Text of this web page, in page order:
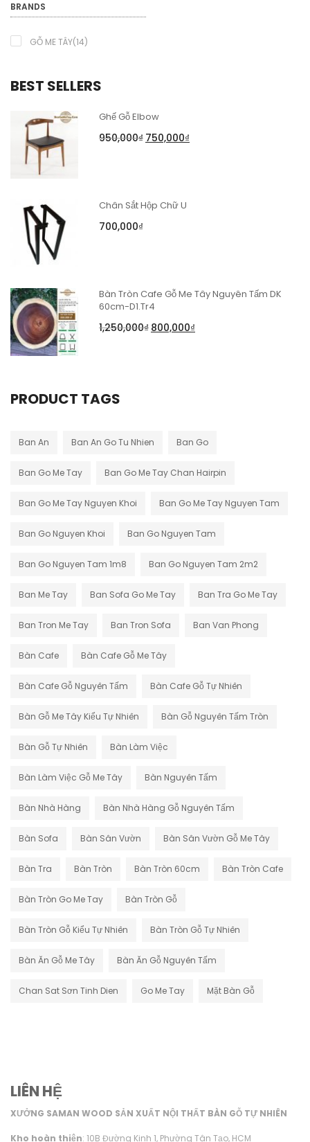
BRANDS
GỖ ME TÂY(14)
BEST SELLERS
Ghế Gỗ Elbow
950,000₫ 750,000₫
Chân Sắt Hộp Chữ U
700,000₫
Bàn Tròn Cafe Gỗ Me Tây Nguyên Tấm DK
60cm-D1.Tr4
1,250,000₫ 800,000₫
PRODUCT TAGS
Ban An Ban An Go Tu Nhien Ban Go
Ban Go Me Tay Ban Go Me Tay Chan Hairpin
Ban Go Me Tay Nguyen Khoi Ban Go Me Tay Nguyen Tam
Ban Go Nguyen Khoi Ban Go Nguyen Tam
Ban Go Nguyen Tam 1m8 Ban Go Nguyen Tam 2m2
Ban Me Tay Ban Sofa Go Me Tay Ban Tra Go Me Tay
Ban Tron Me Tay Ban Tron Sofa Ban Van Phong
Bàn Cafe Bàn Cafe Gỗ Me Tây
Bàn Cafe Gỗ Nguyên Tấm Bàn Cafe Gỗ Tự Nhiên
Bàn Gỗ Me Tây Kiểu Tự Nhiên Bàn Gỗ Nguyên Tấm Tròn
Bàn Gỗ Tự Nhiên Bàn Làm Việc
Bàn Làm Việc Gỗ Me Tây Bàn Nguyên Tấm
Bàn Nhà Hàng Bàn Nhà Hàng Gỗ Nguyên Tấm
Bàn Sofa Bàn Sân Vườn Bàn Sân Vườn Gỗ Me Tây
Bàn Tra Bàn Tròn Bàn Tròn 60cm Bàn Tròn Cafe
Bàn Tròn Go Me Tay Bàn Tròn Gỗ
Bàn Tròn Gỗ Kiểu Tự Nhiên Bàn Tròn Gỗ Tự Nhiên
Bàn Ăn Gỗ Me Tây Bàn Ăn Gỗ Nguyên Tấm
Chan Sat Sơn Tinh Dien Go Me Tay Mặt Bàn Gỗ
LIÊN HỆ
XƯỞNG SAMAN WOOD SẢN XUẤT NỘI THẤT BÀN GỖ TỰ NHIÊN
Kho hoàn thiện: 10B Đường Kinh 1, Phường Tân Tạo, HCM